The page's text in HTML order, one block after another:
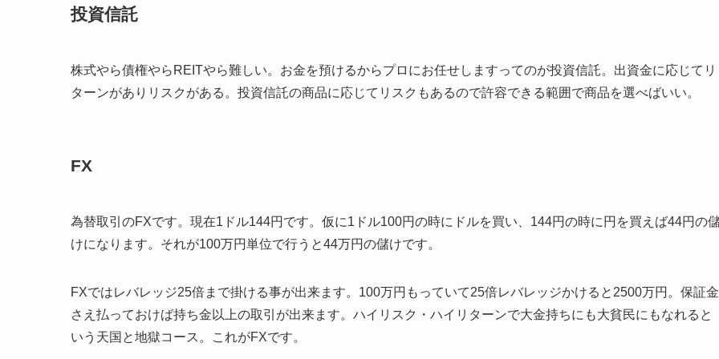
投資信託
株式やら債権やらREITやら難しい。お金を預けるからプロにお任せしますってのが投資信託。出資金に応じてリ
ターンがありリスクがある。投資信託の商品に応じてリスクもあるので許容できる範囲で商品を選べばいい。
FX
為替取引のFXです。現在1ドル144円です。仮に1ドル100円の時にドルを買い、144円の時に円を買えば44円の
けになります。それが100万円単位で行うと44万円の儲けです。
FXではレバレッジ25倍まで掛ける事が出来ます。100万円もっていて25倍レバレッジかけると2500万円。保証金
さえ払っておけば持ち金以上の取引が出来ます。ハイリスク・ハイリターンで大金持ちにも大貧民にもなれると
いう天国と地獄コース。これがFXです。